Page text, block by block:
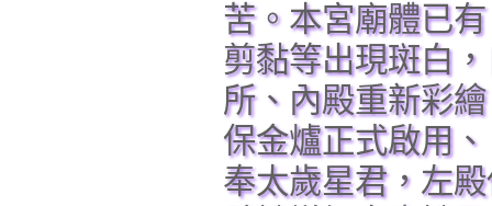
苦。本宮廟體已
剪黏等出現斑白
所、內殿重新彩
保金爐正式啟用
奉太歲星君，左